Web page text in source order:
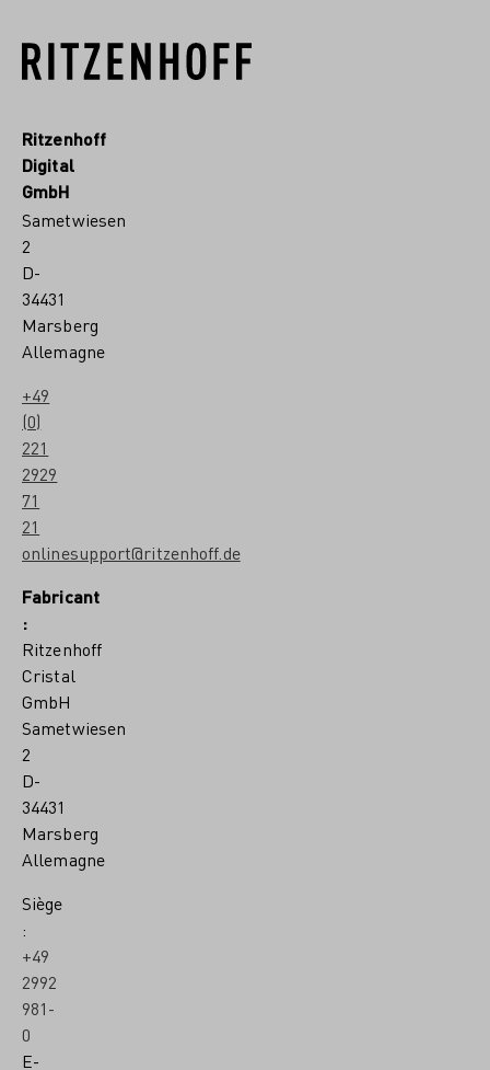
Ritzenhoff
Digital
GmbH
Sametwiesen
2
D-
34431
Marsberg
Allemagne
+49
(0)
221
2929
71
21
onlinesupport@ritzenhoff.de
Fabricant
:
Ritzenhoff
Cristal
GmbH
Sametwiesen
2
D-
34431
Marsberg
Allemagne
Siège
:
+49
2992
981-
0
E-